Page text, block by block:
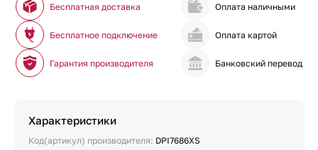
Бесплатная доставка
Бесплатное подключение
Гарантия производителя
Оплата наличными
Оплата картой
Банковский перевод
Характеристики
Код(артикул) производителя: DPI7686XS